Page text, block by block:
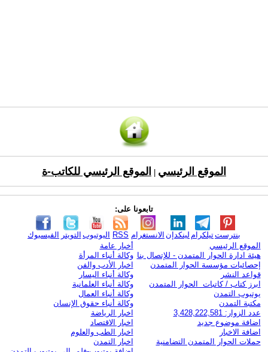
الموقع الرئيسي الموقع الرئيسي للكاتب-ة
تابعونا على:
الفيسبوك التويتر اليوتيوب RSS الانستغرام لينكدإن تيلكرامبنترست
الموقع الرئيسي
هيئة ادارة الحوار المتمدن - للإتصال بنا
إحصائيات مؤسسة الحوار المتمدن
قواعد النشر
ابرز كتاب / كاتبات الحوار المتمدن
يوتيوب التمدن
مكتبة التمدن
عدد الزوار: 3,428,222,581
اضافة موضوع جديد
اضافة الاخبار
حملات الحوار المتمدن التضامنية
أخبار عامة
وكالة أنباء المرأة
اخبار الأدب والفن
وكالة أنباء اليسار
وكالة أنباء العلمانية
وكالة أنباء العمال
وكالة أنباء حقوق الإنسان
اخبار الرياضة
اخبار الاقتصاد
اخبار الطب والعلوم
اخبار التمدن